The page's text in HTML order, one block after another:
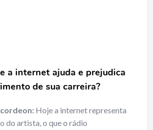
a internet ajuda e prejudica
de sua carreira?
Hoje a internet representa
do artista, o que o rádio